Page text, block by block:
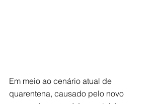
Em meio ao cenário atual de
quarentena, causado pelo novo